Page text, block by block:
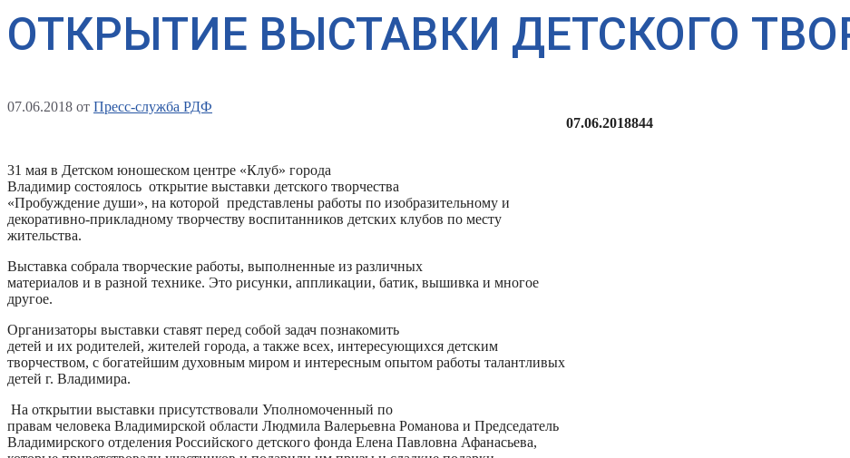
ОТКРЫТИЕ ВЫСТАВКИ ДЕТСКОГО
07.06.2018 от Пресс-служба РДФ
07.06.2018844
31 мая в Детском юношеском центре «Клуб» города
Владимир состоялось открытие выставки детского творчества
«Пробуждение души», на которой представлены работы по изобразительному и
декоративно-прикладному творчеству воспитанников детских клубов по месту
жительства.
Выставка собрала творческие работы, выполненные из различных
материалов и в разной технике. Это рисунки, аппликации, батик, вышивка и многое
другое.
Организаторы выставки ставят перед собой задач познакомить
детей и их родителей, жителей города, а также всех, интересующихся детским
творчеством, с богатейшим духовным миром и интересным опытом работы талантливых
детей г. Владимира.
На открытии выставки присутствовали Уполномоченный по
правам человека Владимирской области Людмила Валерьевна Романова и Председатель
Владимирского отделения Российского детского фонда Елена Павловна Афанасьева,